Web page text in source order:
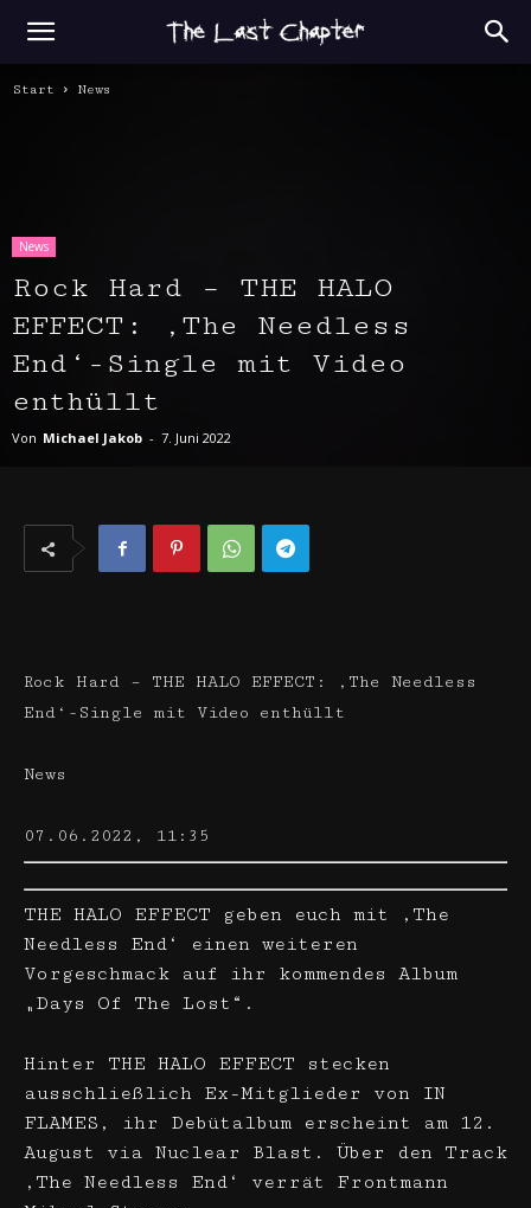
Start News
News
Rock Hard – THE HALO
EFFECT: ‚The Needless
End‘-Single mit Video
enthüllt
Von Michael Jakob - 7. Juni 2022
Rock Hard – THE HALO EFFECT: ‚The Needless
End‘-Single mit Video enthüllt
News
07.06.2022, 11:35
THE HALO EFFECT geben euch mit ‚The
Needless End‘ einen weiteren
Vorgeschmack auf ihr kommendes Album
„Days Of The Lost“.
Hinter THE HALO EFFECT stecken
ausschließlich Ex-Mitglieder von IN
FLAMES, ihr Debütalbum erscheint am 12.
August via Nuclear Blast. Über den Track
‚The Needless End‘ verrät Frontmann